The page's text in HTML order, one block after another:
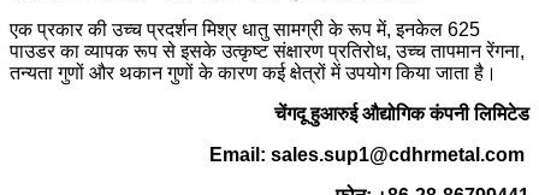
एक प्रकार की उच्च प्रदर्शन मिश्र धातु सामग्री के रूप में, इनकेल 625
पाउडर का व्यापक रूप से इसके उत्कृष्ट संक्षारण प्रतिरोध, उच्च तापमान रेंगना,
तन्यता गुणों और थकान गुणों के कारण कई क्षेत्रों में उपयोग किया जाता है।
चेंगदू हुआरुई औद्योगिक कंपनी लिमिटेड
Email: sales.sup1@cdhrmetal.com